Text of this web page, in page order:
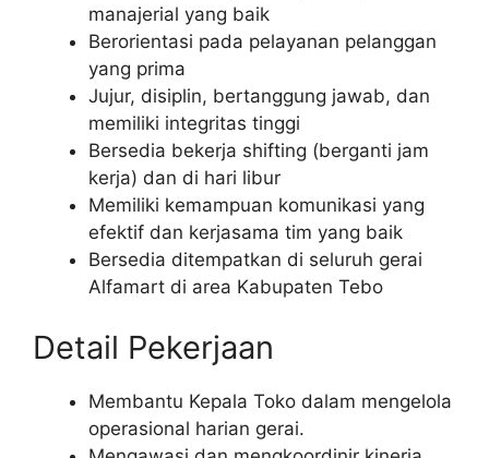
manajerial yang baik
Berorientasi pada pelayanan pelanggan
yang prima
Jujur, disiplin, bertanggung jawab, dan
memiliki integritas tinggi
Bersedia bekerja shifting (berganti jam
kerja) dan di hari libur
Memiliki kemampuan komunikasi yang
efektif dan kerjasama tim yang baik
Bersedia ditempatkan di seluruh gerai
Alfamart di area Kabupaten Tebo
Detail Pekerjaan
Membantu Kepala Toko dalam mengelola
operasional harian gerai.